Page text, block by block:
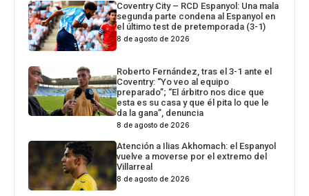
Coventry City – RCD Espanyol: Una mala
segunda parte condena al Espanyol en
el último test de pretemporada (3-1)
8 de agosto de 2026
Roberto Fernández, tras el 3-1 ante el
Coventry: “Yo veo al equipo
preparado”; “El árbitro nos dice que
esta es su casa y que él pita lo que le
da la gana”, denuncia
8 de agosto de 2026
Atención a Ilias Akhomach: el Espanyol
vuelve a moverse por el extremo del
Villarreal
8 de agosto de 2026